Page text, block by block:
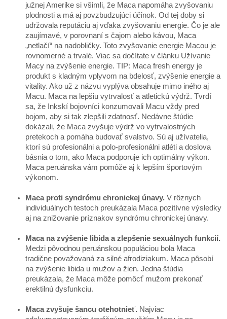
južnej Amerike si všimli, že Maca napomáha zvyšovaniu
plodnosti a má aj povzbudzujúci účinok. Od tej doby si
udržovala reputáciu aj vďaka zvyšovaniu energie. Čo je ale
zaujímavé, v porovnaní s čajom alebo kávou, Maca
„netlačí“ na nadobličky. Toto zvyšovanie energie Macou je
rovnomerné a trvalé. Viac sa dočítate v článku Užívanie
Macy na zvýšenie energie. TIP: Maca fresh energy je
produkt s kladným vplyvom na bdelosť, zvýšenie energie a
vitality. Ako už z názvu vyplýva obsahuje mimo iného aj
Macu. Maca na lepšiu vytrvalosť a atletickú výdrž. Tvrdí
sa, že Inkskí bojovníci konzumovali Macu vždy pred
bojom, aby si tak zlepšili zdatnosť. Nedávne štúdie
dokázali, že Maca zvyšuje výdrž vo vytrvalostných
pretekoch a pomáha budovať svalstvo. Sú aj užívatelia,
ktorí sú profesionálni a polo-profesionálni atléti a doslova
básnia o tom, ako Maca podporuje ich optimálny výkon.
Maca peruánska vám pomôže aj k lepším športovým
výkonom.
Maca proti syndrómu chronickej únavy. V rôznych
individuálnych testoch preukázala Maca pozitívne výsledky
aj na znižovanie príznakov syndrómu chronickej únavy.
Maca na zvýšenie libida a zlepšenie sexuálnych funkcií.
Medzi pôvodnou peruánskou populáciou bola Maca
tradične považovaná za silné afrodiziakum. Maca pôsobí
na zvýšenie libida u mužov a žien. Jedna štúdia
preukázala, že Maca môže pomôcť mužom prekonať
erektilnú dysfunkciu.
Maca zvyšuje šancu otehotnieť. Najviac